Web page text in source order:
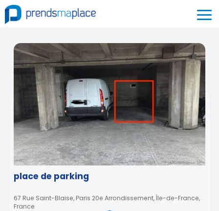
place de parking
67 Rue Saint-Blaise, Paris 20e Arrondissement, Île-de-France,
France